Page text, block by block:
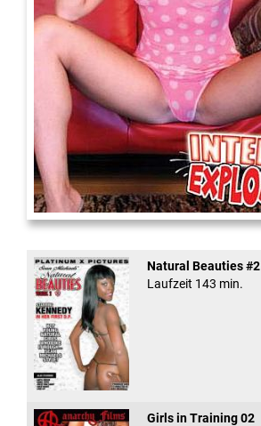
Internal Explosionen
Natural Beauties #2
Laufzeit 143 min.
Girls in Training 02